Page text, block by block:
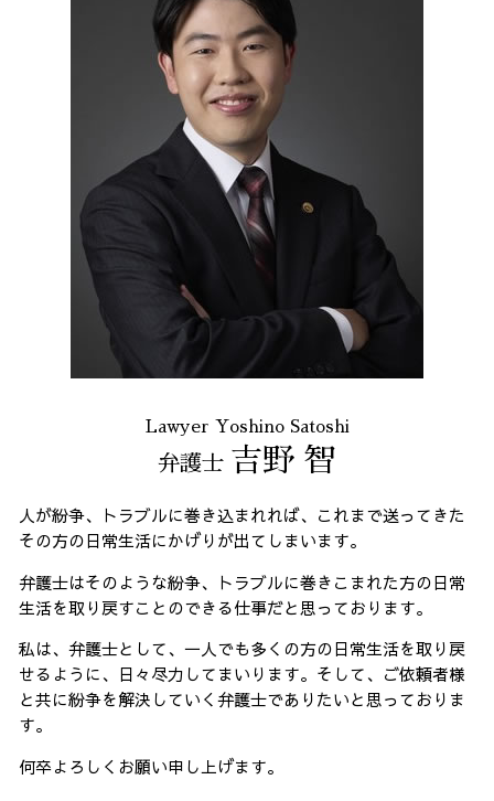
Lawyer Yoshino Satoshi
弁護士 吉野 智
人が紛争、トラブルに巻き込まれれば、これまで送ってきた
その方の日常生活にかげりが出てしまいます。
弁護士はそのような紛争、トラブルに巻きこまれた方の日常
生活を取り戻すことのできる仕事だと思っております。
私は、弁護士として、一人でも多くの方の日常生活を取り戻
せるように、日々尽力してまいります。そして、ご依頼者様
と共に紛争を解決していく弁護士でありたいと思っておりま
す。
何卒よろしくお願い申し上げます。